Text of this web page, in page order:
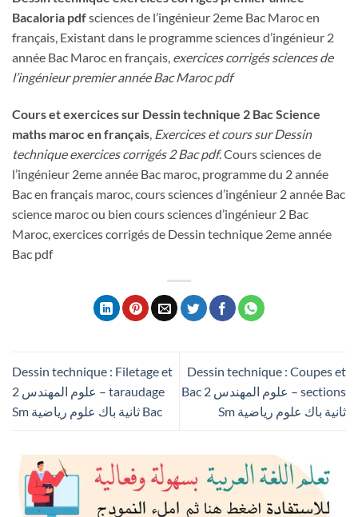
Bacaloria pdfsciences de l’ingénieur 2eme Bac Maroc en
français, Existant dans le programme sciences d’ingénieur 2
année Bac Maroc en français, exercices corrigés sciences de
l’ingénieur premier année Bac Maroc pdf
Cours et exercices sur Dessin technique 2 Bac Science
maths maroc en français Exercices et cours sur Dessin
technique exercices corrigés 2 Bac pdf. Cours sciences de
l’ingénieur 2eme année Bac maroc, programme du 2 année
Bac en français maroc, cours sciences d’ingénieur 2 année Bac
science maroc ou bien cours sciences d’ingénieur 2 Bac
Maroc, exercices corrigés de Dessin technique 2eme année
Bac pdf
Dessin technique : Coupes et
sections – علوم المهندس 2 Bac
ثانية باك علوم رياضية Sm
Dessin technique : Filetage et
taraudage – علوم المهندس 2
Bac ثانية باك علوم رياضية Sm